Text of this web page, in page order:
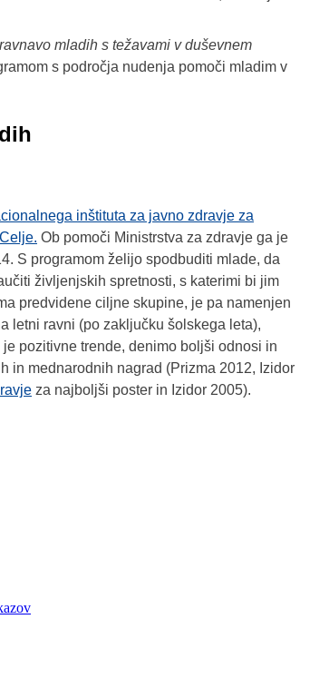
mladih s težavami v duševnem
s področja nudenja pomoči mladim v
inštituta za javno zdravje za
. Ob pomoči Ministrstva za zdravje ga je
S programom želijo spodbuditi mlade, da
življenjskih spretnosti, s katerimi bi jim
predvidene ciljne skupine, je pa namenjen
letni ravni (po zaključku šolskega leta),
pozitivne trende, denimo boljši odnosi in
in mednarodnih nagrad (Prizma 2012, Izidor
za najboljši poster in Izidor 2005).